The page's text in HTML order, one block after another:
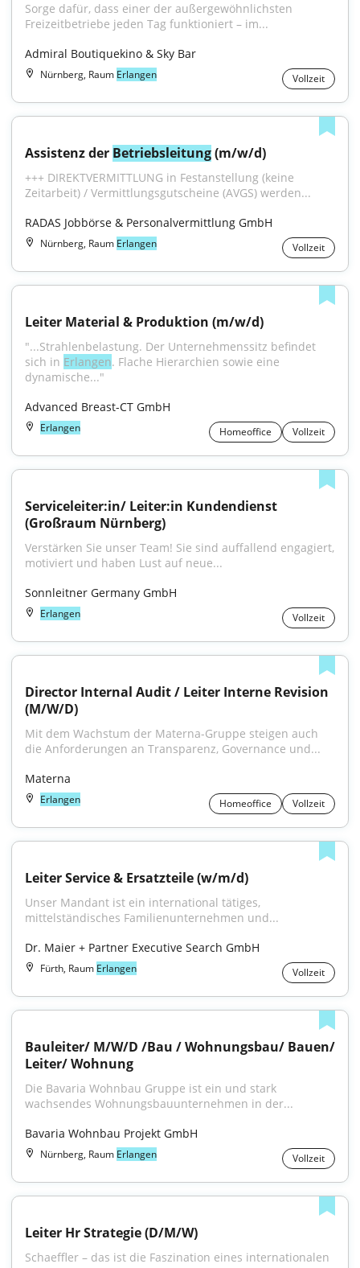
Sorge dafür, dass einer der außergewöhnlichsten
Freizeitbetriebe jeden Tag funktioniert – im...
Admiral Boutiquekino & Sky Bar
Nürnberg, Raum Erlangen Vollzeit
Assistenz der Betriebsleitung (m/w/d)
+++ DIREKTVERMITTLUNG in Festanstellung (keine
Zeitarbeit) / Vermittlungsgutscheine (AVGS) werden...
RADAS Jobbörse & Personalvermittlung GmbH
Nürnberg, Raum Erlangen Vollzeit
Leiter Material & Produktion (m/w/d)
"...Strahlenbelastung. Der Unternehmenssitz befindet
sich in Erlangen. Flache Hierarchien sowie eine
dynamische..."
Advanced Breast-CT GmbH
Erlangen Homeoffice Vollzeit
Serviceleiter:in/ Leiter:in Kundendienst
(Großraum Nürnberg)
Verstärken Sie unser Team! Sie sind auffallend engagiert,
motiviert und haben Lust auf neue...
Sonnleitner Germany GmbH
Erlangen Vollzeit
Director Internal Audit / Leiter Interne Revision
(M/W/D)
Mit dem Wachstum der Materna-Gruppe steigen auch
die Anforderungen an Transparenz, Governance und...
Materna
Erlangen Homeoffice Vollzeit
Leiter Service & Ersatzteile (w/m/d)
Unser Mandant ist ein international tätiges,
mittelständisches Familienunternehmen und...
Dr. Maier + Partner Executive Search GmbH
Fürth, Raum Erlangen Vollzeit
Bauleiter/ M/W/D /Bau / Wohnungsbau/ Bauen/
Leiter/ Wohnung
Die Bavaria Wohnbau Gruppe ist ein und stark
wachsendes Wohnungsbauunternehmen in der...
Bavaria Wohnbau Projekt GmbH
Nürnberg, Raum Erlangen Vollzeit
Leiter Hr Strategie (D/M/W)
Schaeffler – das ist die Faszination eines internationalen